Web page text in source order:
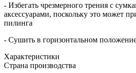
- Избегать чрезмерного трения с
аксессуарами, поскольку это может
пилинга
- Сушить в горизонтальном
Характеристики
Страна производства